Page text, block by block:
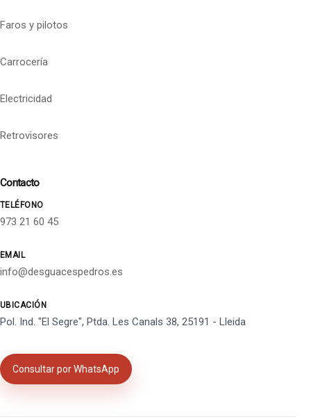
Faros y pilotos
Carrocería
Electricidad
Retrovisores
Contacto
TELÉFONO
973 21 60 45
EMAIL
info@desguacespedros.es
UBICACIÓN
Pol. Ind. "El Segre", Ptda. Les Canals 38, 25191 - Lleida
Consultar por WhatsApp